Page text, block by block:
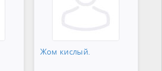
Жом кислый.